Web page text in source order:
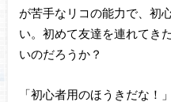
が苦手なリコの能力で、初
い。初めて友達を連れてき
いのだろうか？
「初心者用のほうきだな！」